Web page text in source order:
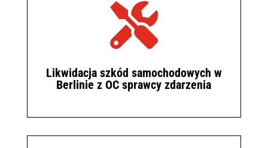

Likwidacja szkód samochodowych w
Berlinie z OC sprawcy zdarzenia